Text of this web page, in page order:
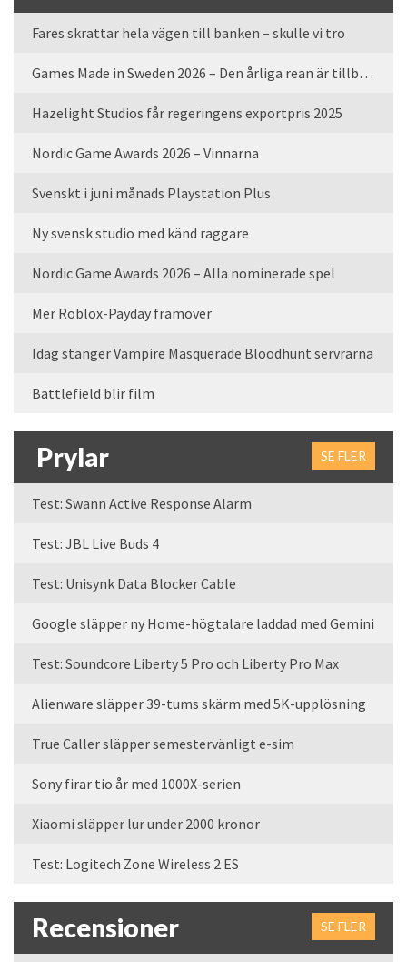
Fares skrattar hela vägen till banken – skulle vi tro
Games Made in Sweden 2026 – Den årliga rean är tillbaka
Hazelight Studios får regeringens exportpris 2025
Nordic Game Awards 2026 – Vinnarna
Svenskt i juni månads Playstation Plus
Ny svensk studio med känd raggare
Nordic Game Awards 2026 – Alla nominerade spel
Mer Roblox-Payday framöver
Idag stänger Vampire Masquerade Bloodhunt servrarna
Battlefield blir film
Prylar SE FLER
Test: Swann Active Response Alarm
Test: JBL Live Buds 4
Test: Unisynk Data Blocker Cable
Google släpper ny Home-högtalare laddad med Gemini
Test: Soundcore Liberty 5 Pro och Liberty Pro Max
Alienware släpper 39-tums skärm med 5K-upplösning
True Caller släpper semestervänligt e-sim
Sony firar tio år med 1000X-serien
Xiaomi släpper lur under 2000 kronor
Test: Logitech Zone Wireless 2 ES
Recensioner SE FLER